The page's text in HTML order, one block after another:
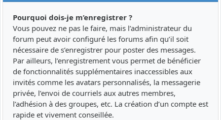
Pourquoi dois-je m’enregistrer ?
Vous pouvez ne pas le faire, mais l’administrateur du
forum peut avoir configuré les forums afin qu’il soit
nécessaire de s’enregistrer pour poster des messages.
Par ailleurs, l’enregistrement vous permet de bénéficier
de fonctionnalités supplémentaires inaccessibles aux
invités comme les avatars personnalisés, la messagerie
privée, l’envoi de courriels aux autres membres,
l’adhésion à des groupes, etc. La création d’un compte est
rapide et vivement conseillée.